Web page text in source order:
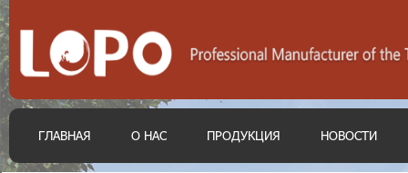
ГЛАВНАЯ О НАС ПРОДУКЦИЯ НОВОСТИ